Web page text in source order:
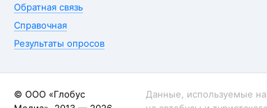
Обратная связь
Справочная
Результаты опросов
© ООО «Глобус
Данные, используемые